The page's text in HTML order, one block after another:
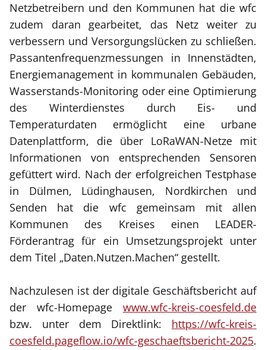
Netzbetreibern und den Kommunen hat die wfc
zudem daran gearbeitet, das Netz weiter zu
verbessern und Versorgungslücken zu schließen.
Passantenfrequenzmessungen in Innenstädten,
Energiemanagement in kommunalen Gebäuden,
Wasserstands-Monitoring oder eine Optimierung
des Winterdienstes durch Eis- und
Temperaturdaten ermöglicht eine urbane
Datenplattform, die über LoRaWAN-Netze mit
Informationen von entsprechenden Sensoren
gefüttert wird. Nach der erfolgreichen Testphase
in Dülmen, Lüdinghausen, Nordkirchen und
Senden hat die wfc gemeinsam mit allen
Kommunen des Kreises einen LEADER-
Förderantrag für ein Umsetzungsprojekt unter
dem Titel „Daten.Nutzen.Machen“ gestellt.
Nachzulesen ist der digitale Geschäftsbericht auf
der wfc-Homepage www.wfc-kreis-coesfeld.de
bzw. unter dem Direktlink: https://wfc-kreis-
coesfeld.pageflow.io/wfc-geschaeftsbericht-2025.